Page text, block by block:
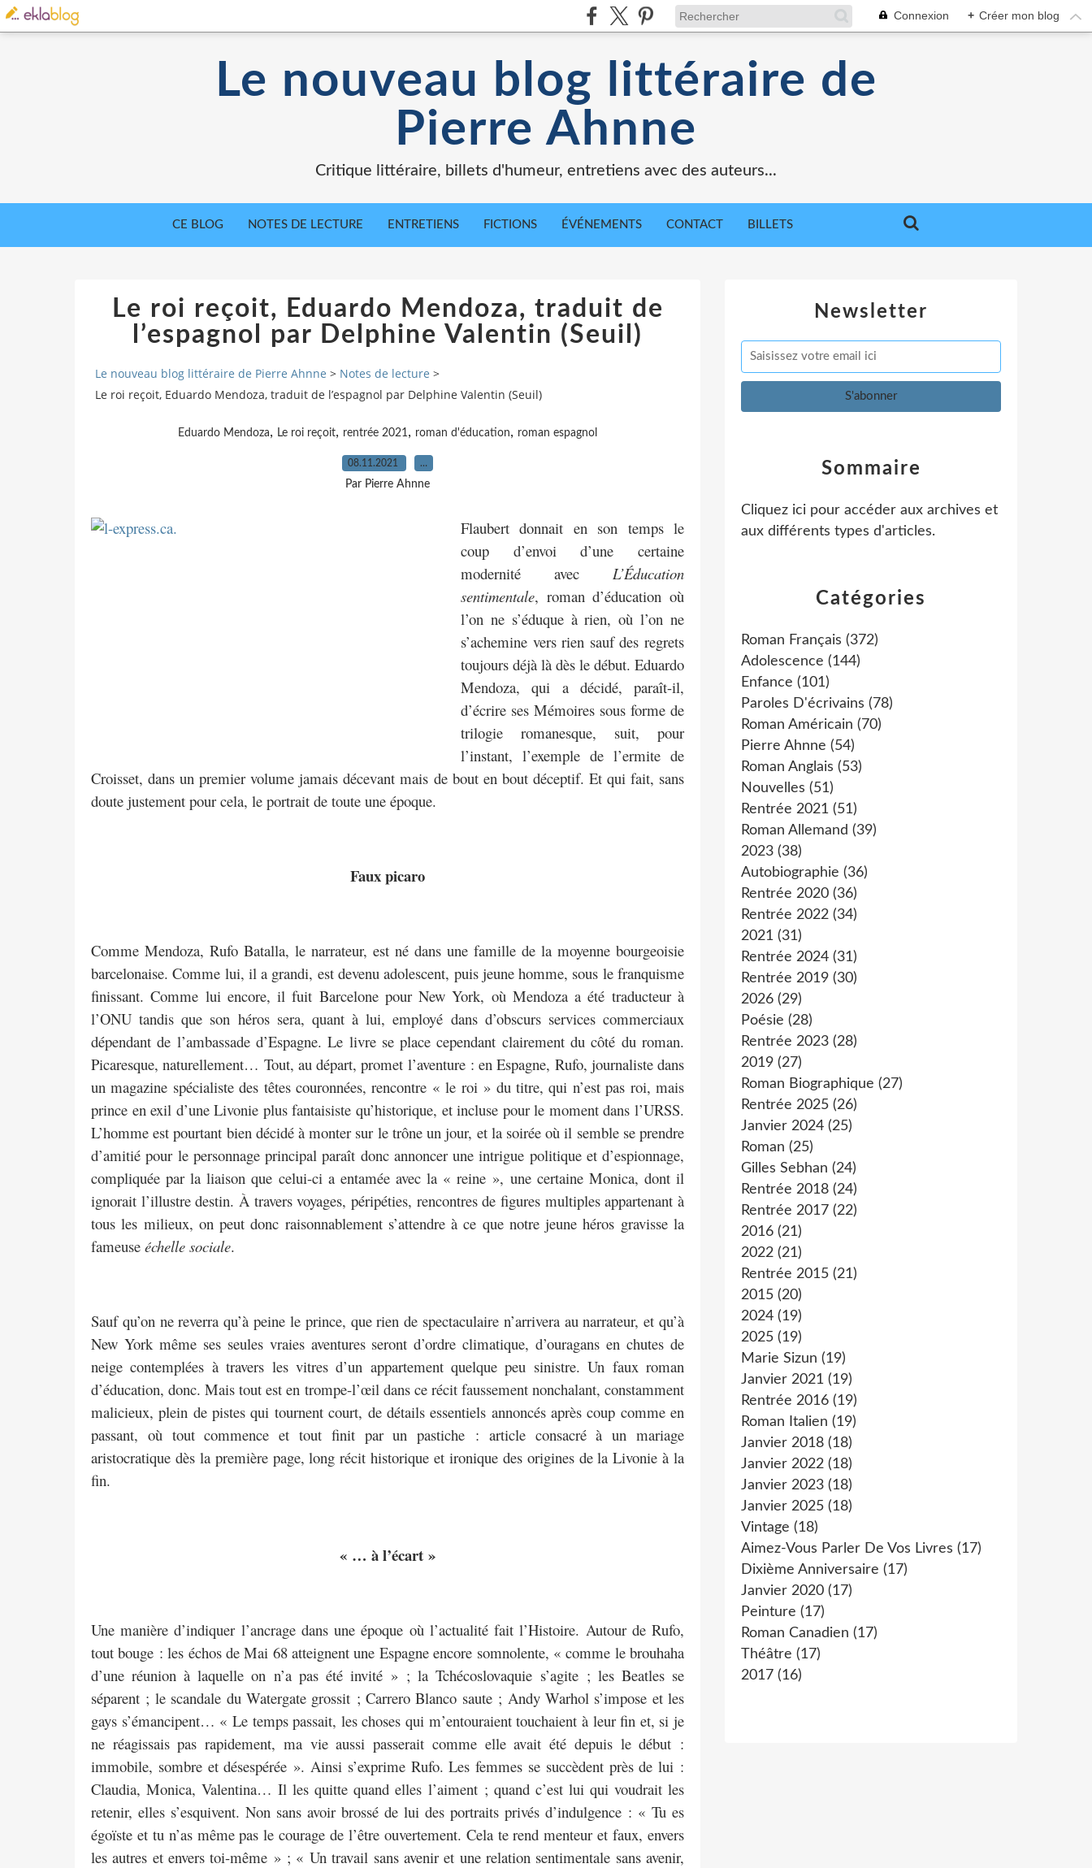
Connexion + Créer mon blog
Le nouveau blog littéraire de
Pierre Ahnne
Critique littéraire, billets d'humeur, entretiens avec des auteurs...
CE BLOG NOTES DE LECTURE ENTRETIENS FICTIONS ÉVÉNEMENTS CONTACT BILLETS
Le roi reçoit, Eduardo Mendoza, traduit de
l’espagnol par Delphine Valentin (Seuil)
Le nouveau blog littéraire de Pierre Ahnne > Notes de lecture >
Le roi reçoit, Eduardo Mendoza, traduit de l’espagnol par Delphine Valentin (Seuil)
Eduardo Mendoza, Le roi reçoit, rentrée 2021 , roman d'éducation, roman espagnol
08.11.2021 …
Par Pierre Ahnne
Flaubert donnait en son temps le
coup d’envoi d’une certaine
modernité avec L’Éducation
sentimentale, roman d’éducation où
l’on ne s’éduque à rien, où l’on ne
s’achemine vers rien sauf des regrets
toujours déjà là dès le début. Eduardo
Mendoza, qui a décidé, paraît-il,
d’écrire ses Mémoires sous forme de
trilogie romanesque, suit, pour
l’instant, l’exemple de l’ermite de
Croisset, dans un premier volume jamais décevant mais de bout en bout déceptif. Et qui fait, sans
doute justement pour cela, le portrait de toute une époque.
Faux picaro
Comme Mendoza, Rufo Batalla, le narrateur, est né dans une famille de la moyenne bourgeoisie
barcelonaise. Comme lui, il a grandi, est devenu adolescent, puis jeune homme, sous le franquisme
finissant. Comme lui encore, il fuit Barcelone pour New York, où Mendoza a été traducteur à
l’ONU tandis que son héros sera, quant à lui, employé dans d’obscurs services commerciaux
dépendant de l’ambassade d’Espagne. Le livre se place cependant clairement du côté du roman.
Picaresque, naturellement… Tout, au départ, promet l’aventure : en Espagne, Rufo, journaliste dans
un magazine spécialiste des têtes couronnées, rencontre « le roi » du titre, qui n’est pas roi, mais
prince en exil d’une Livonie plus fantaisiste qu’historique, et incluse pour le moment dans l’URSS.
L’homme est pourtant bien décidé à monter sur le trône un jour, et la soirée où il semble se prendre
d’amitié pour le personnage principal paraît donc annoncer une intrigue politique et d’espionnage,
compliquée par la liaison que celui-ci a entamée avec la « reine », une certaine Monica, dont il
ignorait l’illustre destin. À travers voyages, péripéties, rencontres de figures multiples appartenant à
tous les milieux, on peut donc raisonnablement s’attendre à ce que notre jeune héros gravisse la
fameuse échelle sociale.
Sauf qu’on ne reverra qu’à peine le prince, que rien de spectaculaire n’arrivera au narrateur, et qu’à
New York même ses seules vraies aventures seront d’ordre climatique, d’ouragans en chutes de
neige contemplées à travers les vitres d’un appartement quelque peu sinistre. Un faux roman
d’éducation, donc. Mais tout est en trompe-l’œil dans ce récit faussement nonchalant, constamment
malicieux, plein de pistes qui tournent court, de détails essentiels annoncés après coup comme en
passant, où tout commence et tout finit par un pastiche : article consacré à un mariage
aristocratique dès la première page, long récit historique et ironique des origines de la Livonie à la
fin.
« … à l’écart »
Une manière d’indiquer l’ancrage dans une époque où l’actualité fait l’Histoire. Autour de Rufo,
tout bouge : les échos de Mai 68 atteignent une Espagne encore somnolente, « comme le brouhaha
d’une réunion à laquelle on n’a pas été invité » ; la Tchécoslovaquie s’agite ; les Beatles se
séparent ; le scandale du Watergate grossit ; Carrero Blanco saute ; Andy Warhol s’impose et les
gays s’émancipent… « Le temps passait, les choses qui m’entouraient touchaient à leur fin et, si je
ne réagissais pas rapidement, ma vie aussi passerait comme elle avait été depuis le début :
immobile, sombre et désespérée ». Ainsi s’exprime Rufo. Les femmes se succèdent près de lui :
Claudia, Monica, Valentina… Il les quitte quand elles l’aiment ; quand c’est lui qui voudrait les
retenir, elles s’esquivent. Non sans avoir brossé de lui des portraits privés d’indulgence : « Tu es
égoïste et tu n’as même pas le courage de l’être ouvertement. Cela te rend menteur et faux, envers
les autres et envers toi-même » ; « Un travail sans avenir et une relation sentimentale sans avenir,
Newsletter
Catégories
Roman Français (372)
Adolescence (144)
Enfance (101)
Paroles D'écrivains (78)
Roman Américain (70)
Pierre Ahnne (54)
Roman Anglais (53)
Nouvelles (51)
Rentrée 2021 (51)
Roman Allemand (39)
2023 (38)
Autobiographie (36)
Rentrée 2020 (36)
Rentrée 2022 (34)
2021 (31)
Rentrée 2024 (31)
Rentrée 2019 (30)
2026 (29)
Poésie (28)
Rentrée 2023 (28)
2019 (27)
Roman Biographique (27)
Rentrée 2025 (26)
Janvier 2024 (25)
Roman (25)
Gilles Sebhan (24)
Rentrée 2018 (24)
Rentrée 2017 (22)
2016 (21)
2022 (21)
Rentrée 2015 (21)
2015 (20)
2024 (19)
2025 (19)
Marie Sizun (19)
Janvier 2021 (19)
Rentrée 2016 (19)
Roman Italien (19)
Janvier 2018 (18)
Janvier 2022 (18)
Janvier 2023 (18)
Janvier 2025 (18)
Vintage (18)
Aimez-Vous Parler De Vos Livres (17)
Dixième Anniversaire (17)
Janvier 2020 (17)
Peinture (17)
Roman Canadien (17)
Théâtre (17)
2017 (16)
Sommaire
Cliquez ici pour accéder aux archives et
aux différents types d'articles.